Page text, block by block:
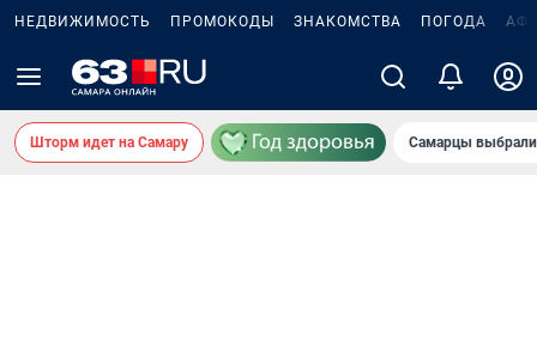
НЕДВИЖИМОСТЬ ПРОМОКОДЫ ЗНАКОМСТВА ПОГОДА
Шторм идет на Самару Самарцы